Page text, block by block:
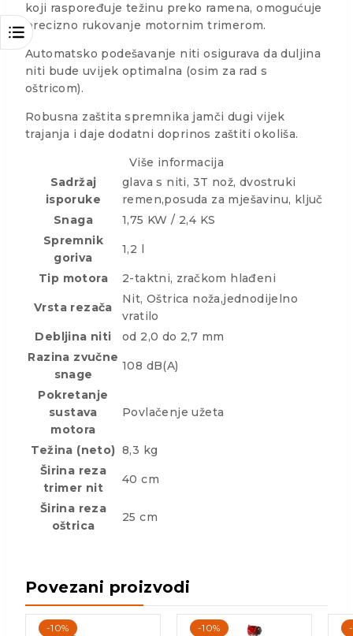
koji raspoređuje težinu preko ramena, omogućuje
precizno rukovanje motornim trimerom.
Automatsko podešavanje niti osigurava da duljina
niti bude uvijek optimalna (osim za rad s
oštricom).
Robusna zaštita spremnika jamči dugi vijek
trajanja i daje dodatni doprinos zaštiti okoliša.
Više informacija
Sadržaj
isporuke
glava s niti, 3T nož, dvostruki
remen,posuda za mješavinu, ključ
Snaga
1,75 KW / 2,4 KS
Spremnik
goriva
1,2 l
Tip motora 2-taktni, zračkom hlađeni
Vrsta rezača
Nit, Oštrica noža,jednodijelno
vratilo
Debljina niti
od 2,0 do 2,7 mm
Razina zvučne
snage
108 dB(A)
Pokretanje
sustava
motora
Povlačenje užeta
Težina (neto) 8,3 kg
Širina reza
trimer nit
40 cm
Širina reza
oštrica
25 cm
Povezani proizvodi
-10% -10%